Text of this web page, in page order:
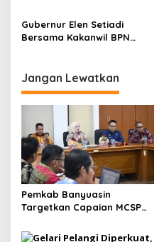
Wathoniyah
Gubernur Elen Setiadi
Bersama Kakanwil BPN
Pertanahan
Jangan Lewatkan
Pemkab Banyuasin
Targetkan Capaian MCSP